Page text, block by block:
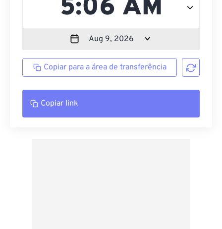
Copiar para a área de transferência
Copiar link